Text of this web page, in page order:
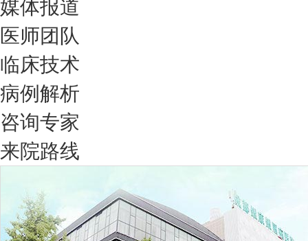
媒体报道
医师团队
临床技术
病例解析
咨询专家
来院路线